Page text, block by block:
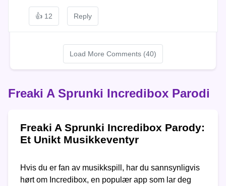
👍 12 Reply
Load More Comments (40)
Freaki A Sprunki Incredibox Parodi
Freaki A Sprunki Incredibox Parody:
Et Unikt Musikkeventyr
Hvis du er fan av musikkspill, har du sannsynligvis
hørt om Incredibox, en populær app som lar deg